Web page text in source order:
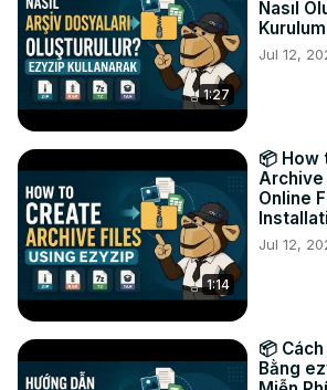
enregistrer l'archive du dossier dans
destination sélectionné.
#convertir #dossier #iso
TWITTER :
https://twitter.com/ezyzip
https://
PINTEREST : https://
1:27
Nasıl
Jul 12,
1:14
📦 How
Archive
Online
Jul 12,
📦
Bằng